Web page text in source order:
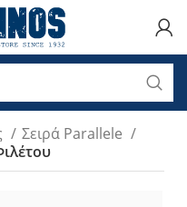
Σειρά Parallele